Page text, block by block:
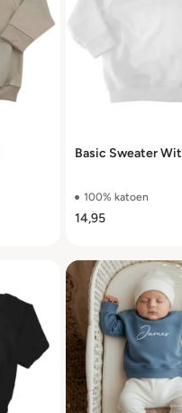
Basic Sweater Wit
100% katoen
14,95